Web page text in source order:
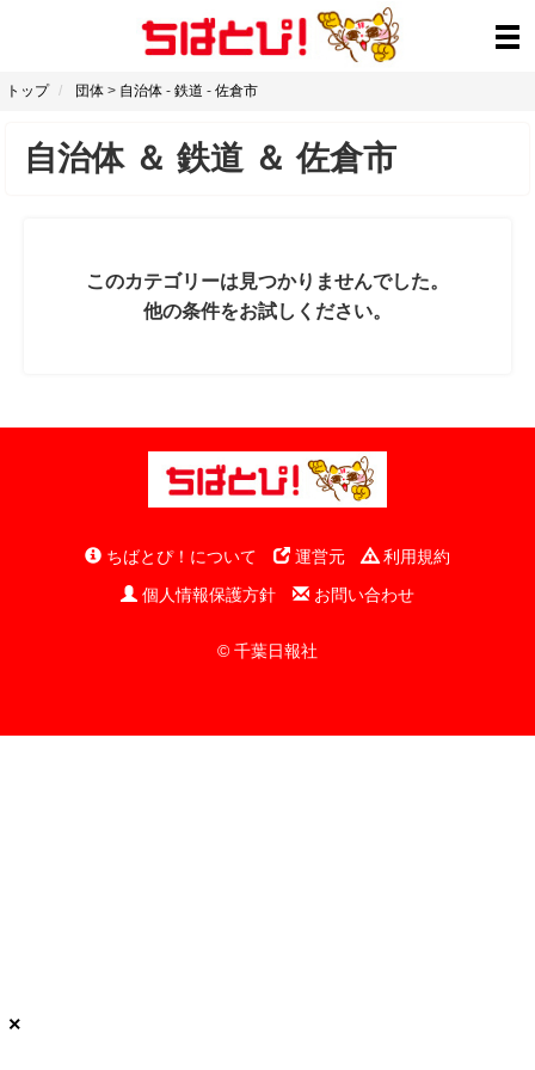
トップ 団体 > 自治体 - 鉄道 - 佐倉市
自治体＆ 鉄道 ＆佐倉市
このカテゴリーは見つかりませんでした。
他の条件をお試しください。
ちばとぴ！について 運営元
利用規約
個人情報保護方針
お問い合わせ
© 千葉日報社
×